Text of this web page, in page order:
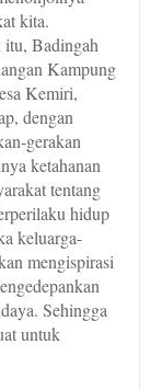
kita.
itu, Badingah
Kampung
Kemiri,
dengan
gerakan
ketahanan
tentang
hidup
keluarga-
mengispirasi
Sehingga
untuk